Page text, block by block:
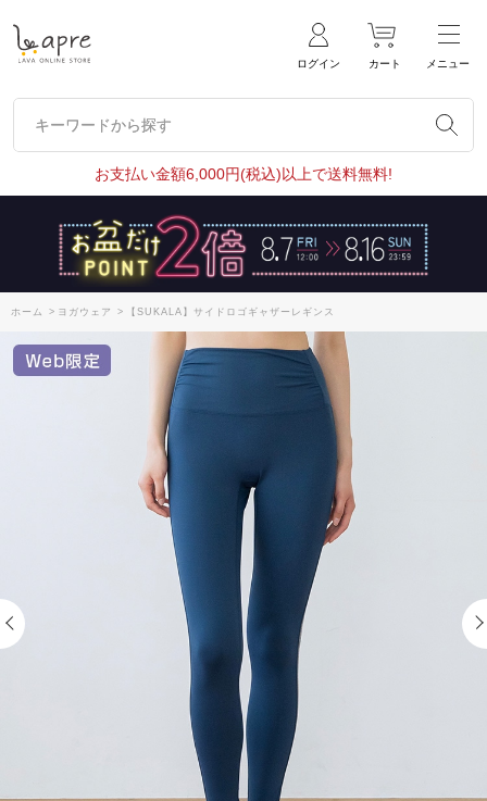
ログイン カート メニュー
キーワードから探す
キーワードから探す
お支払い金額6,000円(税込)以上で送料無料!
ホーム > ヨガウェア > 【SUKALA】サイドロゴギャザーレギンス